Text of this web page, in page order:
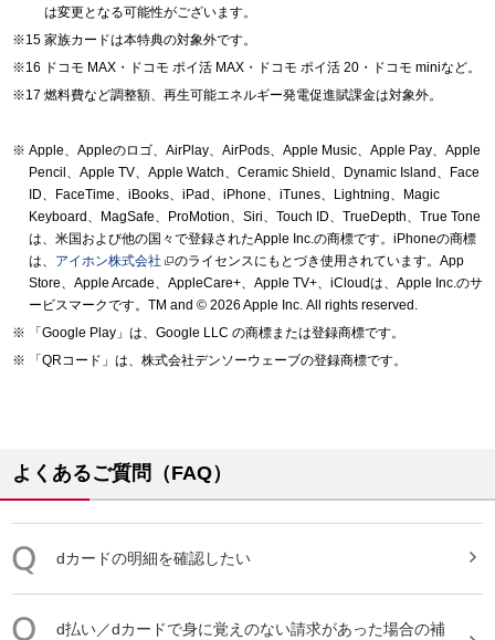
は変更となる可能性がございます。
家族カードは本特典の対象外です。
ドコモ MAX・ドコモ ポイ活 MAX・ドコモ ポイ活 20・ドコモ miniなど。
燃料費など調整額、再生可能エネルギー発電促進賦課金は対象外。
Apple、Appleのロゴ、AirPlay、AirPods、Apple Music、Apple Pay、Apple
Pencil、Apple TV、Apple Watch、Ceramic Shield、Dynamic Island、Face
ID、FaceTime、iBooks、iPad、iPhone、iTunes、Lightning、Magic
Keyboard、MagSafe、ProMotion、Siri、Touch ID、TrueDepth、True Tone
は、米国および他の国々で登録されたApple Inc.の商標です。iPhoneの商標
は、 アイホン株式会社
のライセンスにもとづき使用されています。App
Store、Apple Arcade、AppleCare+、Apple TV+、iCloudは、Apple Inc.のサ
ービスマークです。TM and © 2026 Apple Inc. All rights reserved.
「Google Play」は、Google LLC の商標または登録商標です。
「QRコード」は、株式会社デンソーウェーブの登録商標です。
よくあるご質問（FAQ）
dカードの明細を確認したい
d払い／dカードで身に覚えのない請求があった場合の補